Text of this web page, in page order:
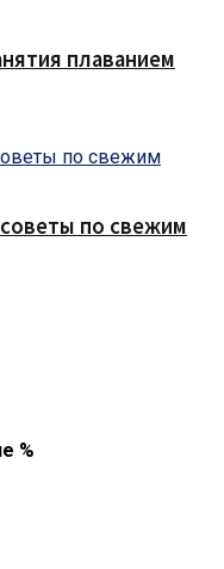
плаванием
по свежим
%